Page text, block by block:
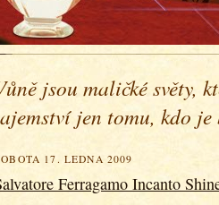
jsou maličké světy,
jen tomu, kdo je
17. LEDNA 2009
Ferragamo Incanto